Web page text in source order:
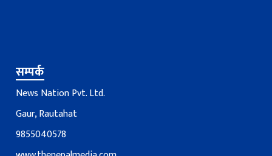
सम्पर्क
News Nation Pvt. Ltd.
Gaur, Rautahat
9855040578